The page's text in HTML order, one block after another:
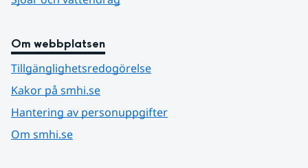
Om webbplatsen
Tillgänglighetsredogörelse
Kakor på smhi.se
Hantering av personuppgifter
Om smhi.se